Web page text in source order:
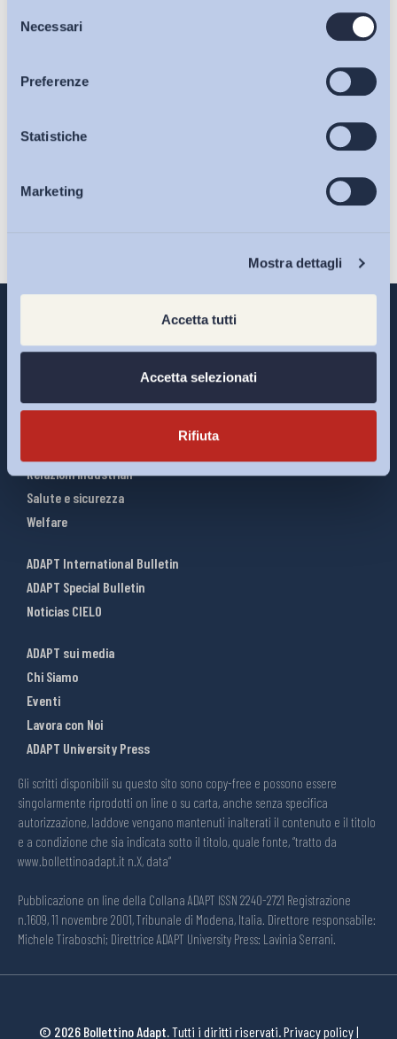
delNecessari
Preferenze
Statistiche
Marketing
Mostra dettagli
Accetta tutti
Accetta selezionati
Rifiuta
Bollettini ADAPT
Articoli
Osservatori
Eventi
Ho letto e Accetto il trattamento dei dati personali descritti
Infografiche
Relazioni industriali
Salute e sicurezza
Welfare
ADAPT International Bulletin
ADAPT Special Bulletin
Noticias CIELO
ADAPT sui media
Chi Siamo
Eventi
Lavora con Noi
ADAPT University Press
Gli scritti disponibili su questo sito sono copy-free e possono essere
singolarmente riprodotti on line o su carta, anche senza specifica
autorizzazione, laddove vengano mantenuti inalterati il contenuto e il titolo
e a condizione che sia indicata sotto il titolo, quale fonte, “tratto da
www.bollettinoadapt.it n.X, data“
Pubblicazione on line della Collana ADAPT ISSN 2240-2721 Registrazione
n.1609, 11 novembre 2001, Tribunale di Modena, Italia. Direttore responsabile:
Michele Tiraboschi; Direttrice ADAPT University Press: Lavinia Serrani.
© 2026 Bollettino Adapt.Tutti i diritti riservati.Privacy policy|